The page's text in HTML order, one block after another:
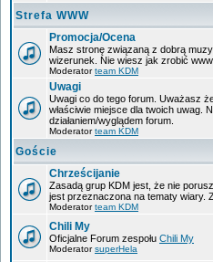
Strefa WWW
Promocja/Ocena
Masz stronę związaną z dobrą
wizerunek. Nie wiesz jak zrobić
Moderatorteam KDM
Uwagi
Uwagi co do tego forum. Uważasz
właściwie miejsce dla twoich uwag.
działaniem/wyglądem forum.
Moderatorteam KDM
Goście
Chrześcijanie
Zasadą grup KDM jest, że nie
jest przeznaczona na tematy wiary.
Moderatorteam KDM
Chili My
Oficjalne Forum zespołu Chili My
ModeratorsuperHela